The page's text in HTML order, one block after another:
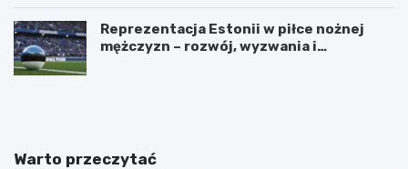
Reprezentacja Estonii w piłce nożnej
mężczyzn – rozwój, wyzwania i
U
z
Z
jWarto przeczytać